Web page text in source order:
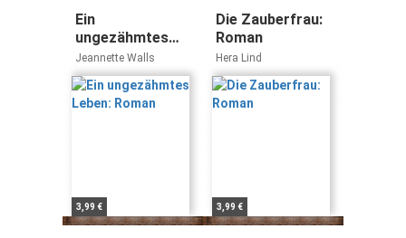
Ein
ungezähmtes
Leben: Roman
Jeannette Walls
3,99 €
Die Zauberfrau:
Roman
Hera Lind
3,99 €